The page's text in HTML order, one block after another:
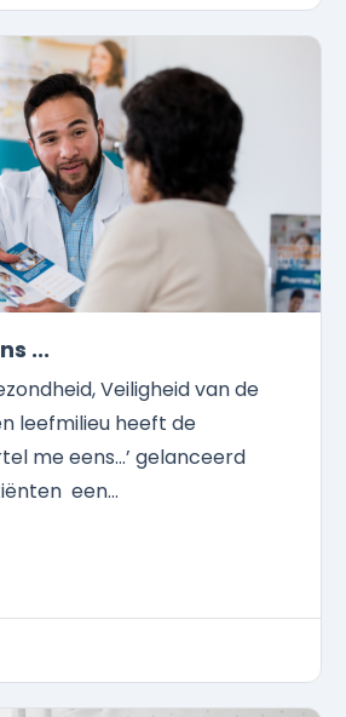
...
Veiligheid van de
leefmilieu heeft de
me eens...’ gelanceerd
een...